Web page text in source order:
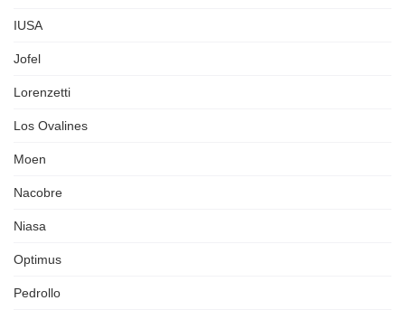
IUSA
Jofel
Lorenzetti
Los Ovalines
Moen
Nacobre
Niasa
Optimus
Pedrollo